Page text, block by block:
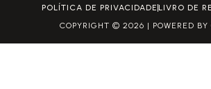
POLÍTICA DE PRIVACIDADELIVRO DE
COPYRIGHT © 2026 | POWERED BY